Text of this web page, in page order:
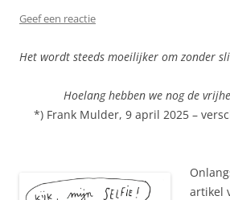
Geef een reactie
Het wordt steeds moeilijker om zonder
Hoelang hebben we nog de
*) Frank Mulder, 9 april 2025 –
artikel